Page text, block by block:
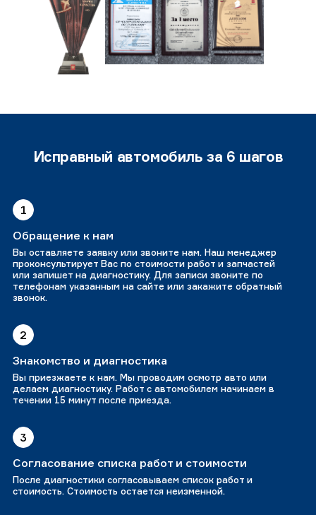
Исправный автомобиль за 6 шагов
1
Обращение к нам
Вы оставляете заявку или звоните нам. Наш менеджер
проконсультирует Вас по стоимости работ и запчастей
или запишет на диагностику. Для записи звоните по
телефонам указанным на сайте или закажите обратный
звонок.
2
Знакомство и диагностика
Вы приезжаете к нам. Мы проводим осмотр авто или
делаем диагностику. Работ с автомобилем начинаем в
течении 15 минут после приезда.
3
Согласование списка работ и стоимости
После диагностики согласовываем список работ и
стоимость. Стоимость остается неизменной.